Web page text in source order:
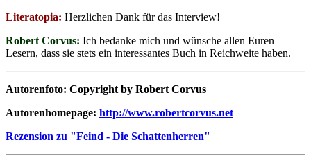
Literatopia: Herzlichen Dank für das Interview!
Robert Corvus: Ich bedanke mich und wünsche allen Euren
Lesern, dass sie stets ein interessantes Buch in Reichweite haben.
Autorenfoto: Copyright by Robert Corvus
Autorenhomepage: http://www.robertcorvus.net
Rezension zu "Feind - Die Schattenherren"